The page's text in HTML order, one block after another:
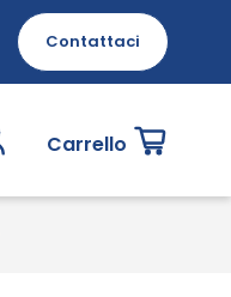
Contattaci
Carrello